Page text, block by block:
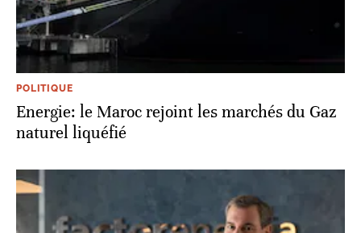
POLITIQUE
Energie: le Maroc rejoint les marchés du Gaz
naturel liquéfié